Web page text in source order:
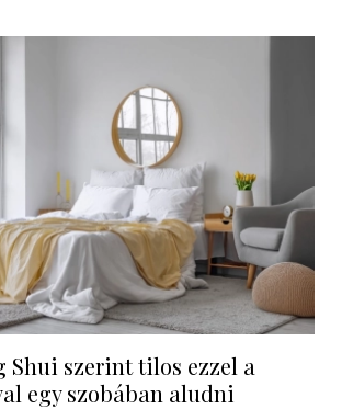
Shui szerint tilos ezzel a
egy szobában aludni